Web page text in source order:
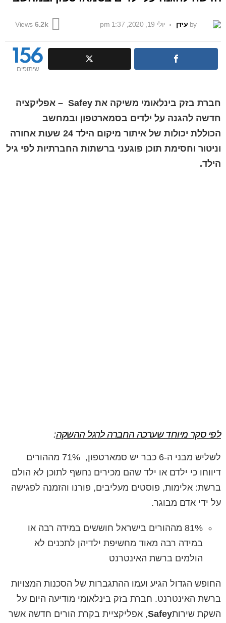
by עידן יולי 19, 2020, 1:37 pm 6.2k
Views
156
שיתופים
חברת בזק בינלאומי משיקה את Safey – אפליקציה
חדשה להגנה על ילדים בסמארטפון ובמחשב
הכוללת
יכולות של איתור מיקום הילד 24 שעות אחורה
וניטור וחסימת תוכן פוגעני ברשתות החברתיות לפי גיל
הילד.
לפי סקר מיוחד שערכה החברה לרגל ההשקה:
לשליש מבני ה-6 כבר יש סמארטפון, 71% מההורים
דיווחו כי ילדם או ילד שהם מכירים נחשף לתוכן לא הולם
ברשת: אלימות, פוסטים מעליבים, פורנו והזמנה לפגישה
על ידי אדם מבוגר.
81% מההורים בישראל חוששים במידה רבה או
במידה רבה מאוד מחשיפת ילדיהן לתכנים לא
הולמים ברשת האינטרנט
החופש הגדול הגיע ועמו ההתגברות של הסכנות המצויות
ברשת האינטרנט. חברת בזק בינלאומי מודיעה היום על
השקת שירותSafey, אפליקציית בקרת הורים חדשה אשר